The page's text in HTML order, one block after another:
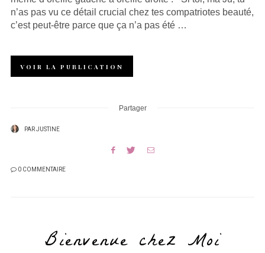
n’as pas vu ce détail crucial chez tes compatriotes beauté,
c’est peut-être parce que ça n’a pas été …
VOIR LA PUBLICATION
Partager
PARJUSTINE
0 COMMENTAIRE
Bienvenue chez Moi